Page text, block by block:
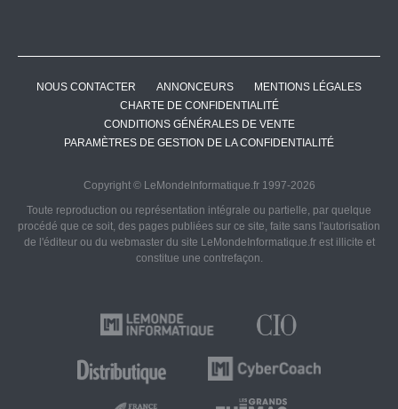
NOUS CONTACTER ANNONCEURS
MENTIONS LÉGALES
CHARTE DE CONFIDENTIALITÉ
CONDITIONS GÉNÉRALES DE VENTE
PARAMÈTRES DE GESTION DE LA CONFIDENTIALITÉ
Copyright © LeMondeInformatique.fr 1997-2026
Toute reproduction ou représentation intégrale ou partielle, par quelque
procédé que ce soit, des pages publiées sur ce site, faite sans l'autorisation
de l'éditeur ou du webmaster du site LeMondeInformatique.fr est illicite et
constitue une contrefaçon.